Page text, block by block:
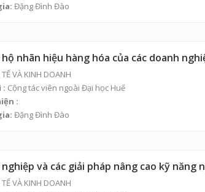
Đặng Đình Đào
hộ nhãn hiệu hàng hóa của các doanh
TẾ VÀ KINH DOANH
: Cộng tác viên ngoài Đại học Huế
:
Đặng Đình Đào
và các giải pháp nâng cao kỹ
TẾ VÀ KINH DOANH